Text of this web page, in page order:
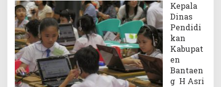
Kepala
Dinas
Pendidi
kan
Kabupat
en
Bantaen
g H Asri